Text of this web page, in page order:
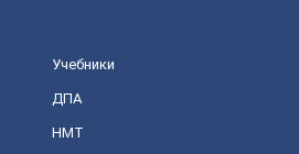
Учебники
ДПА
НМТ